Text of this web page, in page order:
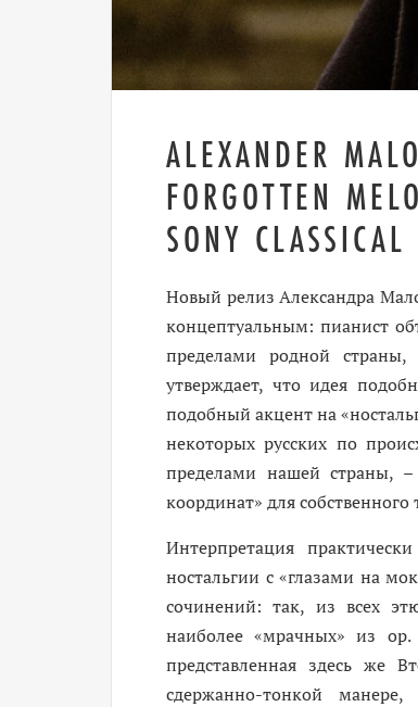
ALEXANDER
FORGOTTEN
SONY CLASSICAL
Новый релиз Александра
концептуальным: пианист
пределами родной
утверждает, что идея
подобный акцент на
некоторых русских по
пределами нашей страны,
координат» для собственного
Интерпретация
ностальгии с «глазами на
сочинений: так, из всех
наиболее «мрачных» из
представленная здесь же
сдержанно-тонкой